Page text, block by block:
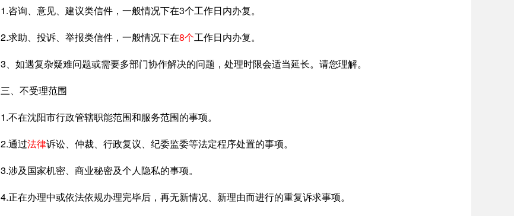
1.咨询、意见、建议类信件，一般情况下在3个工作日内办复。
2.求助、投诉、举报类信件，一般情况下在8个工作日内办复。
3、如遇复杂疑难问题或需要多部门协作解决的问题，处理时限会适当延长。请您理解。
三、不受理范围
1.不在沈阳市行政管辖职能范围和服务范围的事项。
2.通过法律诉讼、仲裁、行政复议、纪委监委等法定程序处置的事项。
3.涉及国家机密、商业秘密及个人隐私的事项。
4.正在办理中或依法依规办理完毕后，再无新情况、新理由而进行的重复诉求事项。